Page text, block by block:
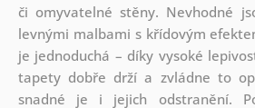
či omyvatelné stěny. Nevhodné
levnými malbami s křídovým
je jednoduchá – díky vysoké
tapety dobře drží a zvládne to
snadné je i jejich odstranění.